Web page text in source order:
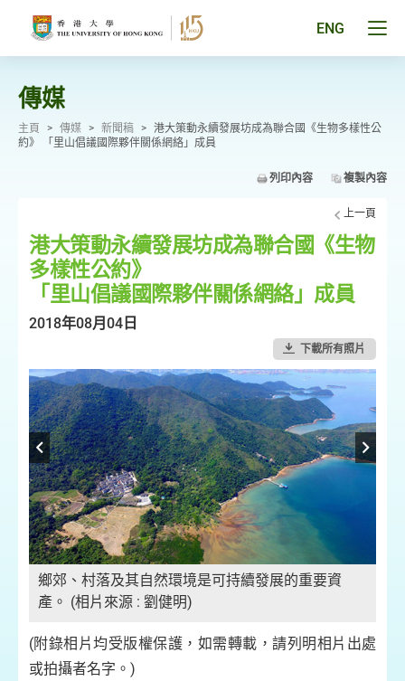
ENG
傳媒
主頁 > 傳媒 > 新聞稿 > 港大策動永續發展坊成為聯合國《生物多樣性公
約》 「里山倡議國際夥伴關係網絡」成員
列印內容 複製內容
上一頁
港大策動永續發展坊成為聯合國《生物
多樣性公約》
「里山倡議國際夥伴關係網絡」成員
2018年08月04日
下載所有照片
鄉郊、村落及其自然環境是可持續發展的重要資
產。 (相片來源 : 劉健明)
(附錄相片均受版權保護，如需轉載，請列明相片出處
或拍攝者名字。)